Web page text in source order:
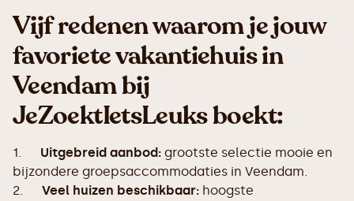
Vijf redenen waarom je jouw
favoriete vakantiehuis in
Veendam bij
JeZoektIetsLeuks boekt:
1. Uitgebreid aanbod: grootste selectie mooie en
bijzondere groepsaccommodaties in Veendam.
2. Veel huizen beschikbaar: hoogste